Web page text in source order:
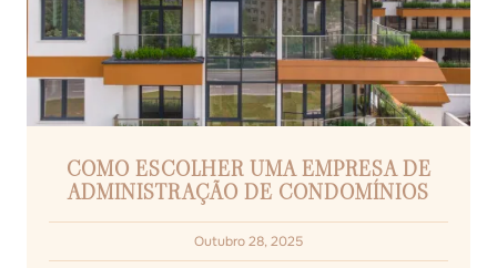
COMO ESCOLHER UMA EMPRESA DE
ADMINISTRAÇÃO DE CONDOMÍNIOS
Outubro 28, 2025